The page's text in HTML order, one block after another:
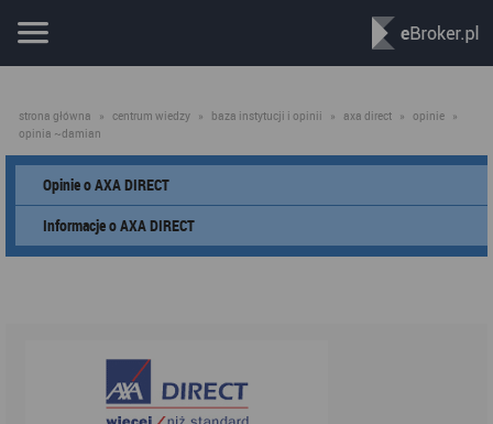
strona główna » centrum wiedzy » baza instytucji i opinii » axa direct » opinie »
opinia ~damian
Opinie o AXA DIRECT
Informacje o AXA DIRECT